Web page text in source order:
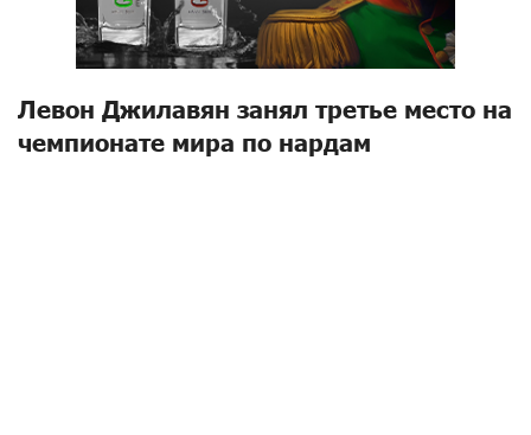
Левон Джилавян занял третье место на
чемпионате мира по нардам